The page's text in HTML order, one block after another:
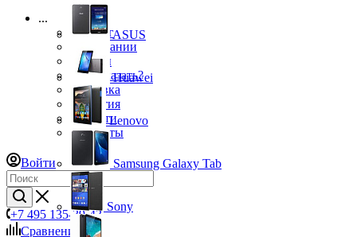
...
Каталог
О компании
Бренды
Как заказать?
Доставка
Гарантия
Новости
Контакты
Войти
+7 495 135-39-43
Сравнение
0
ASUS
Huawei
Lenovo
Samsung Galaxy Tab
Sony